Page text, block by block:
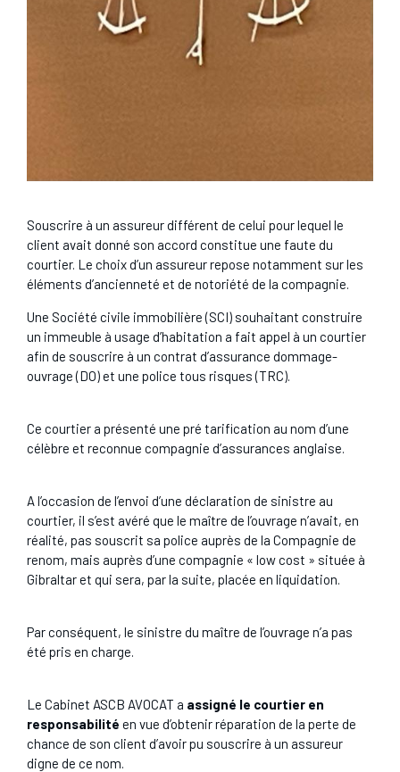
Souscrire à un assureur différent de celui pour lequel le
client avait donné son accord constitue une faute du
courtier. Le choix d’un assureur repose notamment sur les
éléments d’ancienneté et de notoriété de la compagnie.
Une Société civile immobilière (SCI) souhaitant construire
un immeuble à usage d’habitation a fait appel à un courtier
afin de souscrire à un contrat d’assurance dommage-
ouvrage (DO) et une police tous risques (TRC).
Ce courtier a présenté une pré tarification au nom d’une
célèbre et reconnue compagnie d’assurances anglaise.
A l’occasion de l’envoi d’une déclaration de sinistre au
courtier, il s’est avéré que le maître de l’ouvrage n’avait, en
réalité, pas souscrit sa police auprès de la Compagnie de
renom, mais auprès d’une compagnie « low cost » située à
Gibraltar et qui sera, par la suite, placée en liquidation.
Par conséquent, le sinistre du maître de l’ouvrage n’a pas
été pris en charge.
Le Cabinet ASCB AVOCAT a assigné le courtier en
responsabilité en vue d’obtenir réparation de la perte de
chance de son client d’avoir pu souscrire à un assureur
digne de ce nom.